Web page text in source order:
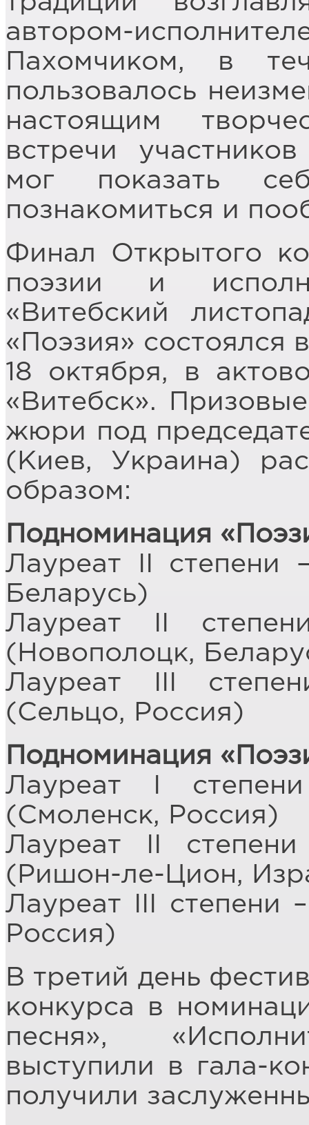
автором-
Пахомчиком, в
пользовалось
настоящим
встречи
мог показать
познакомиться и
Финал Открытого
поэзии и
«Витебский
«Поэзия» состоялся
18 октября, в
«Витебск».
жюри под
(Киев, Украина)
образом:
Подноминация
Лауреат II степени
Беларусь)
Лауреат II
(Новополоцк,
Лауреат III
(Сельцо, Россия)
Подноминация
Лауреат I
(Смоленск, Россия)
Лауреат II
(Ришон-ле-Цион,
Лауреат III степени
Россия)
В третий день
конкурса в
песня»,
выступили в гала-
получили